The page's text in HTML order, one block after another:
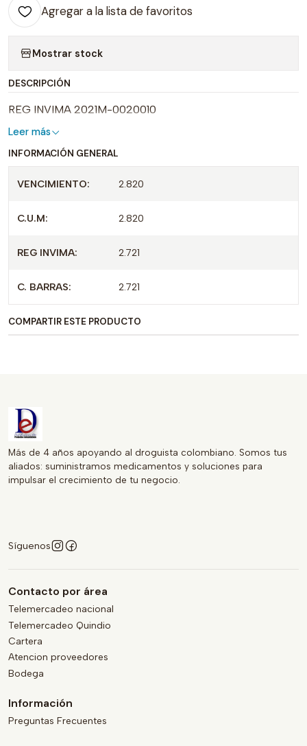
Agregar a la lista de favoritos
Mostrar stock
DESCRIPCIÓN
REG INVIMA 2021M-0020010
Leer más
INFORMACIÓN GENERAL
VENCIMIENTO: 2.820
C.U.M: 2.820
REG INVIMA: 2.721
C. BARRAS: 2.721
COMPARTIR ESTE PRODUCTO
Más de 4 años apoyando al droguista colombiano. Somos tus
aliados: suministramos medicamentos y soluciones para
impulsar el crecimiento de tu negocio.
Síguenos
Contacto por área
Telemercadeo nacional
Telemercadeo Quindio
Cartera
Atencion proveedores
Bodega
Información
Preguntas Frecuentes